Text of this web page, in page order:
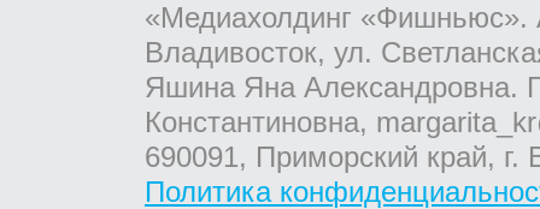
«Медиахолдинг «Фишньюс».
Владивосток, ул.
Яшина Яна Александровна.
Константиновна,
690091, Приморский край,
Политика